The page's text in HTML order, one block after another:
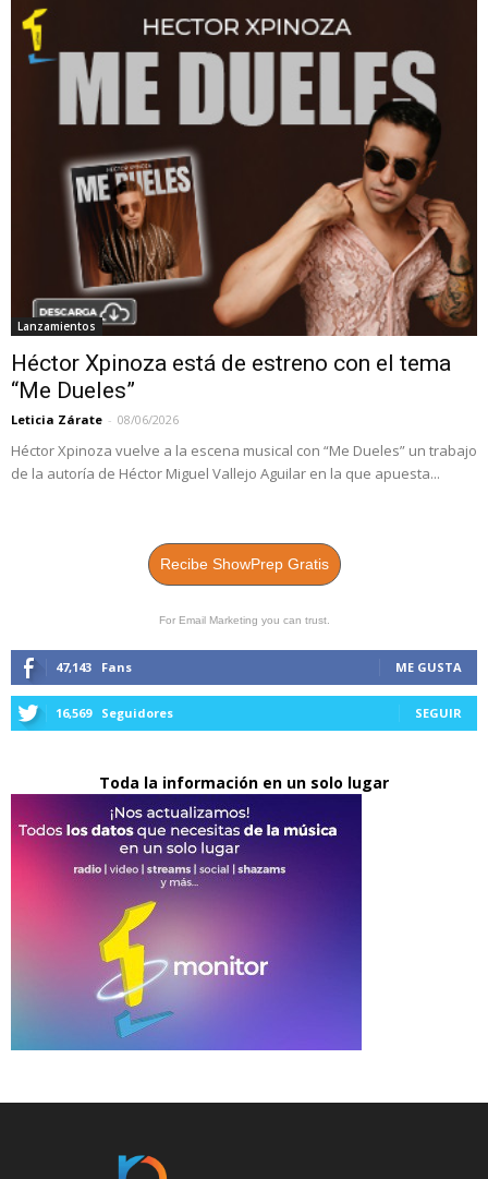
Lanzamientos
Héctor Xpinoza está de estreno con el tema
“Me Dueles”
Leticia Zárate - 08/06/2026
Héctor Xpinoza vuelve a la escena musical con “Me Dueles” un trabajo
de la autoría de Héctor Miguel Vallejo Aguilar en la que apuesta...
Recibe ShowPrep Gratis
For Email Marketing you can trust.
47,143 Fans ME GUSTA
16,569 Seguidores SEGUIR
Toda la información en un solo lugar